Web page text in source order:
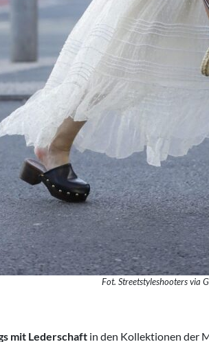
Fot. Streetstyleshooters via
mit Lederschaft in den Kollektionen der